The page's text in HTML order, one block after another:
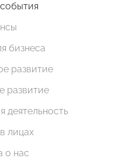
бизнеса
развитие
развитие
деятельность
лицах
о нас